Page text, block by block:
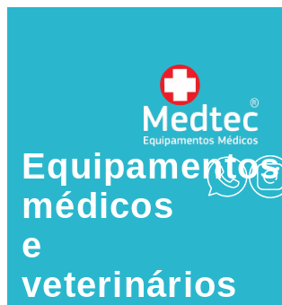
Equipamentos
médicos
e
veterinários